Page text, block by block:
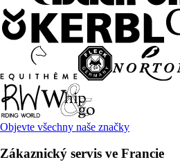
Objevte všechny naše značky
Zákaznický servis ve Francie